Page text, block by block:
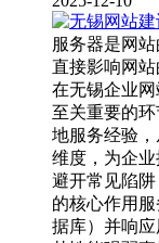
服务器是网
直接影响网站
在无锡企业
至关重要的
地服务经验
维度，为企
避开常见陷
的核心作用
据库）并响应